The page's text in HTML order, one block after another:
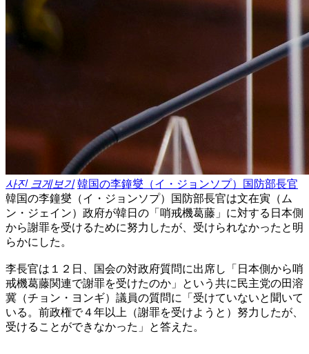
사진 크게보기 韓国の李鐘燮（イ・ジョンソプ）国防部長官
韓国の李鐘燮（イ・ジョンソプ）国防部長官は文在寅（ム
ン・ジェイン）政府が韓日の「哨戒機葛藤」に対する日本側
から謝罪を受けるために努力したが、受けられなかったと明
らかにした。
李長官は１２日、国会の対政府質問に出席し「日本側から哨
戒機葛藤関連で謝罪を受けたのか」という共に民主党の田溶
冀（チョン・ヨンギ）議員の質問に「受けていないと聞いて
いる。前政権で４年以上（謝罪を受けようと）努力したが、
受けることができなかった」と答えた。